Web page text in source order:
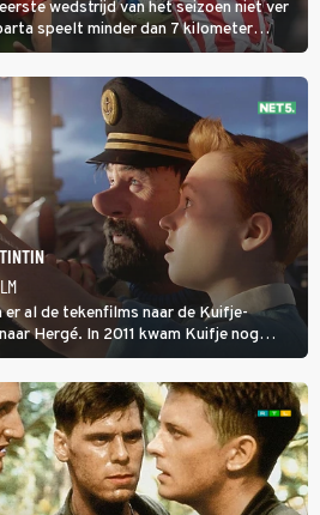
wedstrijd van het seizoen niet ver
speelt minder dan 7 kilometer
Spaanse spits Nacho Ferri aan van
er al de tekenfilms naar de Kuifje-
Hergé. In 2011 kwam Kuifje nog
of Tintin van Steven Spielberg.